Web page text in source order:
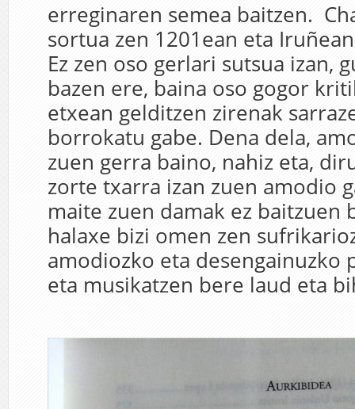
erreginaren semea baitzen.
sortua zen 1201ean eta
Ez zen oso gerlari sutsua izan,
bazen ere, baina oso gogor
etxean gelditzen zirenak
borrokatu gabe. Dena dela,
zuen gerra baino, nahiz eta,
zorte txarra izan zuen amodio
maite zuen damak ez baitzuen
halaxe bizi omen zen
amodiozko eta desengainuzko
eta musikatzen bere laud eta